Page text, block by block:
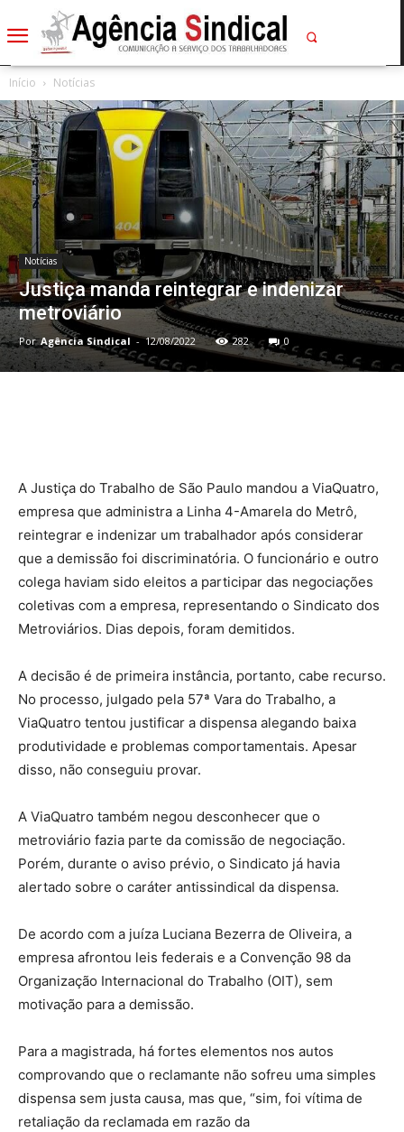
Início Notícias
Notícias
Justiça manda reintegrar e indenizar
metroviário
Por Agência Sindical - 12/08/2022 282 0
A Justiça do Trabalho de São Paulo mandou a ViaQuatro,
empresa que administra a Linha 4-Amarela do Metrô,
reintegrar e indenizar um trabalhador após considerar
que a demissão foi discriminatória. O funcionário e outro
colega haviam sido eleitos a participar das negociações
coletivas com a empresa, representando o Sindicato dos
Metroviários. Dias depois, foram demitidos.
A decisão é de primeira instância, portanto, cabe recurso.
No processo, julgado pela 57ª Vara do Trabalho, a
ViaQuatro tentou justificar a dispensa alegando baixa
produtividade e problemas comportamentais. Apesar
disso, não conseguiu provar.
A ViaQuatro também negou desconhecer que o
metroviário fazia parte da comissão de negociação.
Porém, durante o aviso prévio, o Sindicato já havia
alertado sobre o caráter antissindical da dispensa.
De acordo com a juíza Luciana Bezerra de Oliveira, a
empresa afrontou leis federais e a Convenção 98 da
Organização Internacional do Trabalho (OIT), sem
motivação para a demissão.
Para a magistrada, há fortes elementos nos autos
comprovando que o reclamante não sofreu uma simples
dispensa sem justa causa, mas que, “sim, foi vítima de
retaliação da reclamada em razão da